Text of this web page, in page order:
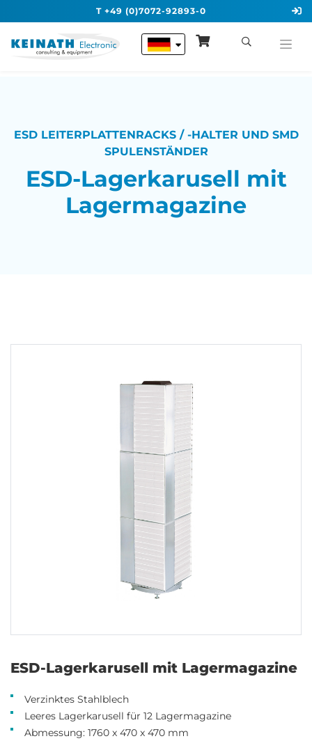
T +49 (0)7072-92893-0
ESD LEITERPLATTENRACKS / -HALTER UND SMD
SPULENSTÄNDER
ESD-Lagerkarusell mit
Lagermagazine
ESD-Lagerkarusell mit Lagermagazine
Verzinktes Stahlblech
Leeres Lagerkarusell für 12 Lagermagazine
Abmessung: 1760 x 470 x 470 mm